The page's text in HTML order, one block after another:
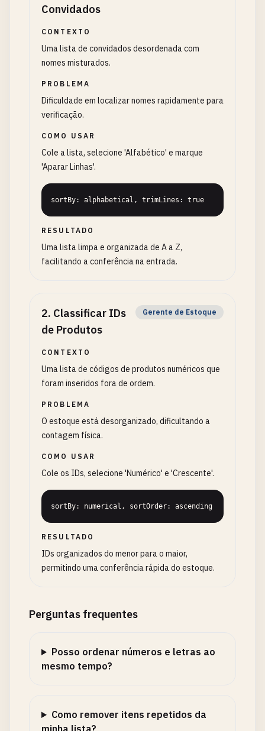
Convidados
CONTEXTO
Uma lista de convidados desordenada com
nomes misturados.
PROBLEMA
Dificuldade em localizar nomes rapidamente para
verificação.
COMO USAR
Cole a lista, selecione 'Alfabético' e marque
'Aparar Linhas'.
sortBy: alphabetical, trimLines: true
RESULTADO
Uma lista limpa e organizada de A a Z,
facilitando a conferência na entrada.
2. Classificar IDs
de Produtos
Gerente de Estoque
CONTEXTO
Uma lista de códigos de produtos numéricos que
foram inseridos fora de ordem.
PROBLEMA
O estoque está desorganizado, dificultando a
contagem física.
COMO USAR
Cole os IDs, selecione 'Numérico' e 'Crescente'.
sortBy: numerical, sortOrder: ascending
RESULTADO
IDs organizados do menor para o maior,
permitindo uma conferência rápida do estoque.
Perguntas frequentes
Posso ordenar números e letras ao
mesmo tempo?
Como remover itens repetidos da
minha lista?